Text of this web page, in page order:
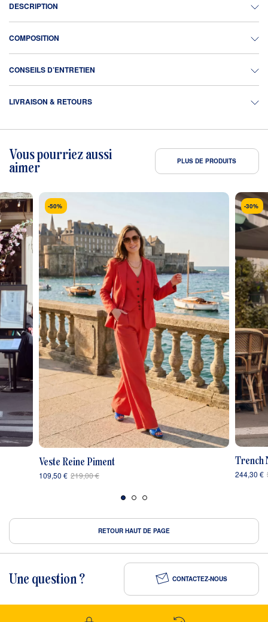
DESCRIPTION
COMPOSITION
CONSEILS D’ENTRETIEN
LIVRAISON & RETOURS
Vous pourriez aussi
aimer
PLUS DE PRODUITS
-50%
Veste Reine Piment
219,00 €
109,50 €
-30%
Trench
244,30 €
RETOUR HAUT DE PAGE
Une question ? CONTACTEZ-NOUS